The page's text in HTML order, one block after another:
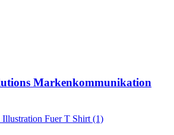
Markenkommunikation